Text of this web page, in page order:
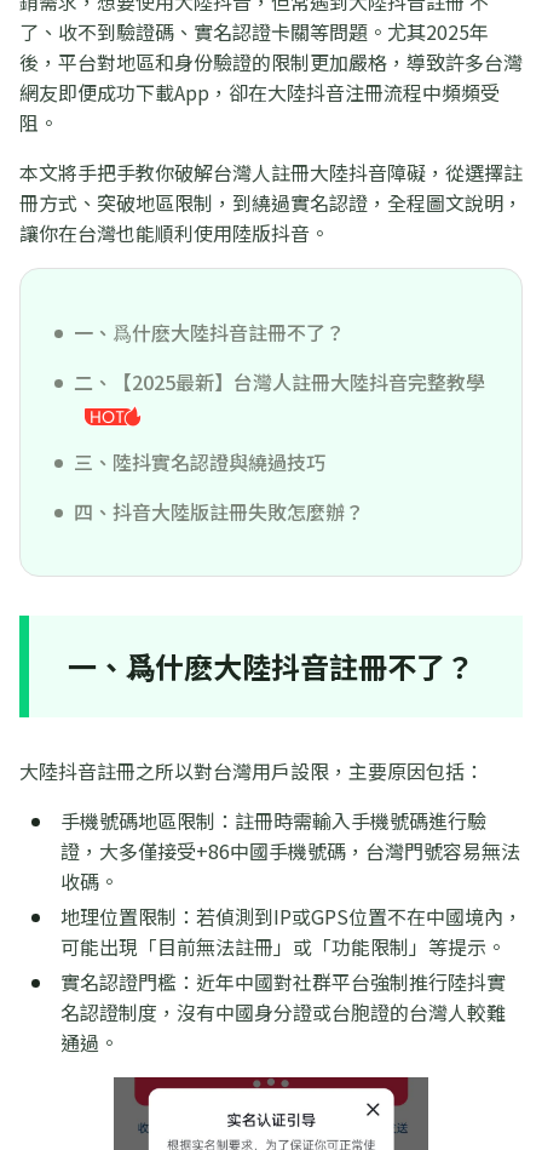
了、收不到驗證碼、實名認證卡關等問題。尤其2025年
後，平台對地區和身份驗證的限制更加嚴格，導致許多台灣
網友即便成功下載App，卻在大陸抖音注冊流程中頻頻受
阻。
本文將手把手教你破解台灣人註冊大陸抖音障礙，從選擇註
冊方式、突破地區限制，到繞過實名認證，全程圖文說明，
讓你在台灣也能順利使用陸版抖音。
一、爲什麽大陸抖音註冊不了？
二、【2025最新】台灣人註冊大陸抖音完整教學
三、陸抖實名認證與繞過技巧
四、抖音大陸版註冊失敗怎麼辦？
一、爲什麽大陸抖音註冊不了？
大陸抖音註冊之所以對台灣用戶設限，主要原因包括：
手機號碼地區限制：註冊時需輸入手機號碼進行驗
證，大多僅接受+86中國手機號碼，台灣門號容易無法
收碼。
地理位置限制：若偵測到IP或GPS位置不在中國境內，
可能出現「目前無法註冊」或「功能限制」等提示。
實名認證門檻：近年中國對社群平台強制推行陸抖實
名認證制度，沒有中國身分證或台胞證的台灣人較難
通過。